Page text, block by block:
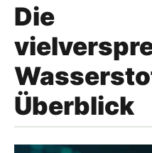
Die
Überblick